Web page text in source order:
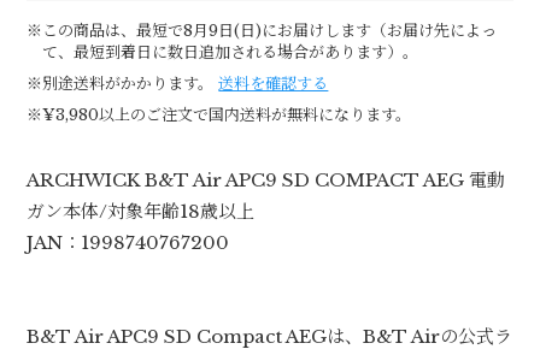
※この商品は、最短で8月9日(日)にお届けします（お届け先によっ
て、最短到着日に数日追加される場合があります）。
※別途送料がかかります。
送料を確認する
※¥3,980以上のご注文で国内送料が無料になります。
ARCHWICK B&T Air APC9 SD COMPACT AEG 電動
ガン本体/対象年齢18歳以上
JAN：1998740767200
B&T Air APC9 SD Compact AEGは、B&T Airの公式ラ